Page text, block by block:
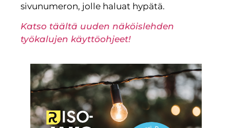
sivunumeron, jolle haluat hypätä.
Katso täältä uuden näköislehden
työkalujen käyttöohjeet!